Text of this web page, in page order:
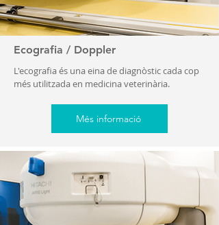
Ecografia / Doppler
L'ecografia és una eina de diagnòstic cada cop
més utilitzada en medicina veterinària.
Més informació